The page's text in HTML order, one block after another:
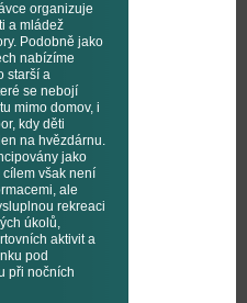
organizuje
a mládež
Podobně jako
nabízíme
starší a
se nebojí
mimo domov, i
kdy děti
na hvězdárnu.
jako
však není
ale
rekreaci
úkolů,
aktivit a
pod
při nočních